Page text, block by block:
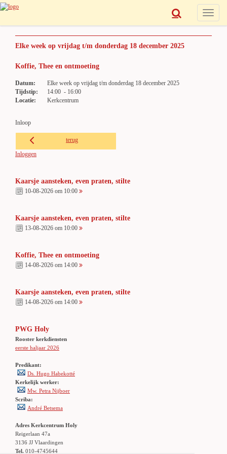
Toggle
Elke week op vrijdag t/m donderdag 18 december 2025
Koffie, Thee en ontmoeting
Datum:
Elke week op vrijdag t/m donderdag 18 december 2025
Tijdstip:
14:00 - 16:00
Locatie:
Kerkcentrum
Inloop
terug
Inloggen
Kaarsje aansteken, even praten, stilte
10-08-2026 om 10:00
Kaarsje aansteken, even praten, stilte
13-08-2026 om 10:00
Koffie, Thee en ontmoeting
14-08-2026 om 14:00
Kaarsje aansteken, even praten, stilte
14-08-2026 om 14:00
PWG Holy
Rooster kerkdiensten
eerste haljaar 2026
Predikant:
Ds. Hugo Habekotté
Kerkelijk werker:
Mw. Petra Nijboer
Scriba:
André Betsema
Adres Kerkcentrum Holy
Reigerlaan 47a
3136 JJ Vlaardingen
Tel. 010-4745644